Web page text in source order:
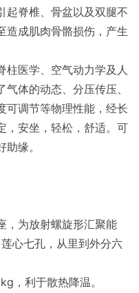
起脊椎、骨盆以及双腿不
造成肌肉骨骼损伤，产生
柱医学、空气动力学及人
体的动态、分压传压、
可调节等物理性能，经长
，安坐，轻松，舒适。可
缘。
，为放射螺旋形汇聚能
心七孔，从里到外分六
，利于散热降温。